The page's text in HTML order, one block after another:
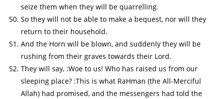
seize them when they will be quarrelling.
So they will not be able to make a bequest, nor will they
return to their household.
And the Horn will be blown, and suddenly they will be
rushing from their graves towards their Lord.
They will say, :Woe to us! Who has raised us from our
sleeping place? :This is what RaHman (the All-Merciful
Allah) had promised, and the messengers had told the